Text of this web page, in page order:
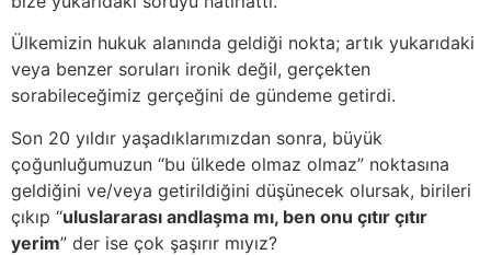
Ülkemizin hukuk alanında geldiği nokta; artık yukarıdaki
veya benzer soruları ironik değil, gerçekten
sorabileceğimiz gerçeğini de gündeme getirdi.
Son 20 yıldır yaşadıklarımızdan sonra, büyük
çoğunluğumuzun “bu ülkede olmaz olmaz” noktasına
geldiğini ve/veya getirildiğini düşünecek olursak, birileri
çıkıp “uluslararası andlaşma mı, ben onu çıtır çıtır
yerim” der ise çok şaşırır mıyız?